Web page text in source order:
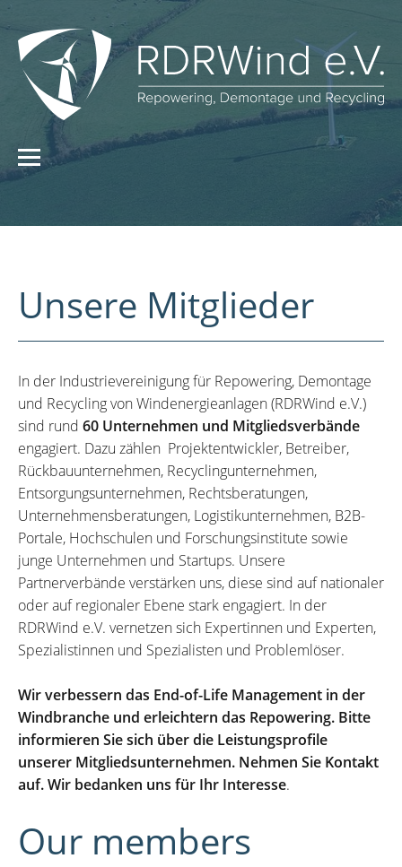
Unsere Mitglieder
In der Industrievereinigung für Repowering, Demontage
und Recycling von Windenergieanlagen (RDRWind e.V.)
sind rund 60 Unternehmen und Mitgliedsverbände
engagiert. Dazu zählen Projektentwickler, Betreiber,
Rückbauunternehmen, Recyclingunternehmen,
Entsorgungsunternehmen, Rechtsberatungen,
Unternehmensberatungen, Logistikunternehmen, B2B-
Portale, Hochschulen und Forschungsinstitute sowie
junge Unternehmen und Startups. Unsere
Partnerverbände verstärken uns, diese sind auf nationaler
oder auf regionaler Ebene stark engagiert. In der
RDRWind e.V. vernetzen sich Expertinnen und Experten,
Spezialistinnen und Spezialisten und Problemlöser.
Wir verbessern das End-of-Life Management in der
Windbranche und erleichtern das Repowering. Bitte
informieren Sie sich über die Leistungsprofile
unserer Mitgliedsunternehmen. Nehmen Sie Kontakt
auf. Wir bedanken uns für Ihr Interesse.
Our members